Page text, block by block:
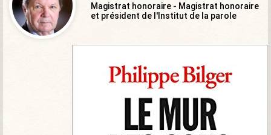
Magistrat honoraire - Magistrat honoraire
et président de l'Institut de la parole